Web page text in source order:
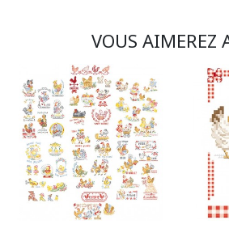
VOUS AIMEREZ